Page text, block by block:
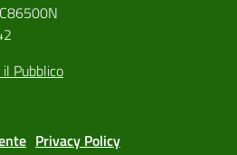
Pubblico
Privacy Policy